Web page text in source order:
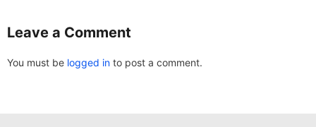
Leave a Comment
You must be logged in to post a comment.